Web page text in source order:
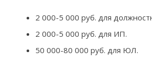
2 000-5 000 руб. для
2 000-5 000 руб. для ИП.
50 000-80 000 руб. для ЮЛ.